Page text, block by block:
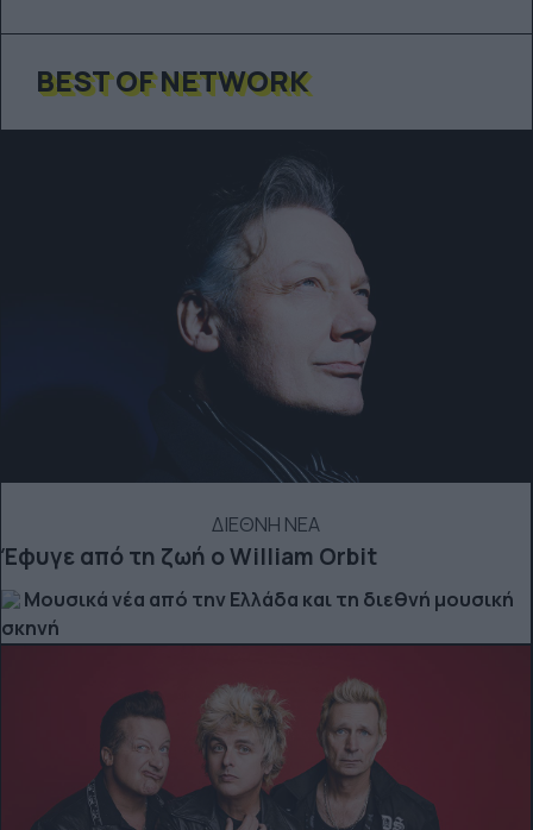
BEST OF NETWORK
ΔΙΕΘΝΗ ΝΕΑ
Έφυγε από τη ζωή ο William Orbit
Μουσικά νέα από την Ελλάδα και τη διεθνή μουσική
σκηνή